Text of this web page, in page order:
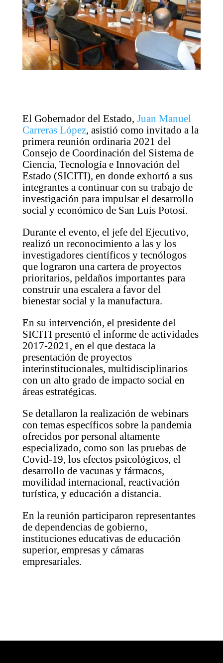
El Gobernador del Estado, Juan Manuel
Carreras López, asistió como invitado a la
primera reunión ordinaria 2021 del
Consejo de Coordinación del Sistema de
Ciencia, Tecnología e Innovación del
Estado (SICITI), en donde exhortó a sus
integrantes a continuar con su trabajo de
investigación para impulsar el desarrollo
social y económico de San Luis Potosí.
Durante el evento, el jefe del Ejecutivo,
realizó un reconocimiento a las y los
investigadores científicos y tecnólogos
que lograron una cartera de proyectos
prioritarios, peldaños importantes para
construir una escalera a favor del
bienestar social y la manufactura.
En su intervención, el presidente del
SICITI presentó el informe de actividades
2017-2021, en el que destaca la
presentación de proyectos
interinstitucionales, multidisciplinarios
con un alto grado de impacto social en
áreas estratégicas.
Se detallaron la realización de webinars
con temas específicos sobre la pandemia
ofrecidos por personal altamente
especializado, como son las pruebas de
Covid-19, los efectos psicológicos, el
desarrollo de vacunas y fármacos,
movilidad internacional, reactivación
turística, y educación a distancia.
En la reunión participaron representantes
de dependencias de gobierno,
instituciones educativas de educación
superior, empresas y cámaras
empresariales.